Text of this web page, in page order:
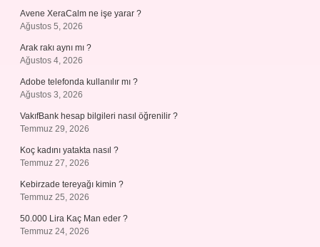
Avene XeraCalm ne işe yarar ?
Ağustos 5, 2026
Arak rakı aynı mı ?
Ağustos 4, 2026
Adobe telefonda kullanılır mı ?
Ağustos 3, 2026
VakıfBank hesap bilgileri nasıl öğrenilir ?
Temmuz 29, 2026
Koç kadını yatakta nasıl ?
Temmuz 27, 2026
Kebirzade tereyağı kimin ?
Temmuz 25, 2026
50.000 Lira Kaç Man eder ?
Temmuz 24, 2026